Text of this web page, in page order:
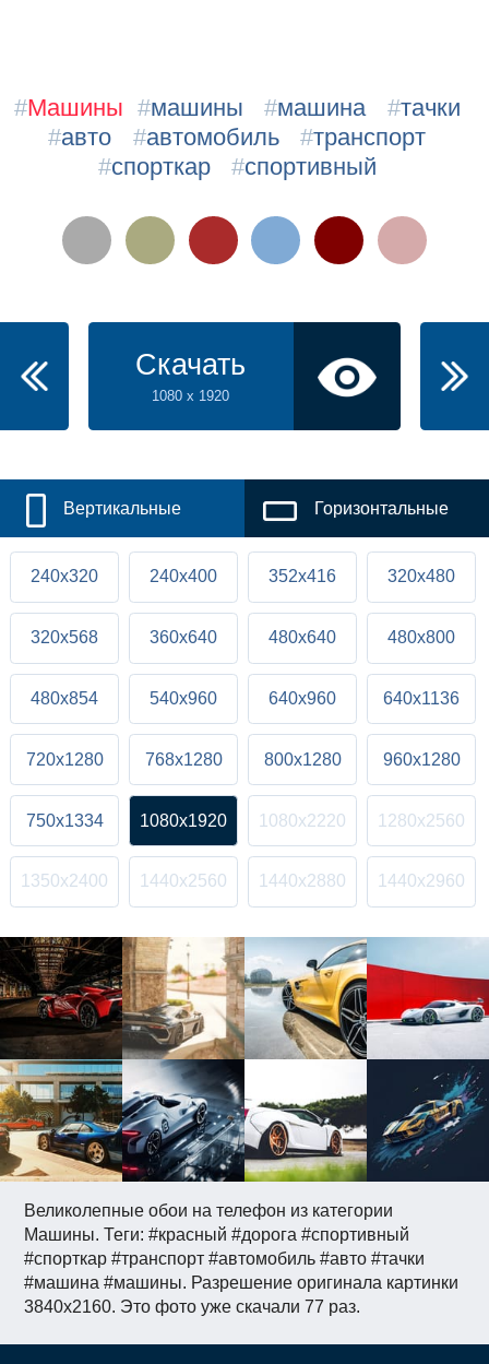
Великолепные обои на телефон из категории
Машины. Теги: #красный #дорога #спортивный
#спорткар #транспорт #автомобиль #авто #тачки
#машина #машины. Разрешение оригинала картинки
3840x2160. Это фото уже скачали 77 раз.
#Машины #машины #машина #тачки
#авто #автомобиль #транспорт
#спорткар #спортивный
Скачать
1080 x 1920
Вертикальные Горизонтальные
240x320 240x400 352x416 320x480
320x568 360x640 480x640 480x800
480x854 540x960 640x960 640x1136
720x1280 768x1280 800x1280 960x1280
750x1334 1080x1920 1080x2220 1280x2560
1350x2400 1440x2560 1440x2880 1440x2960